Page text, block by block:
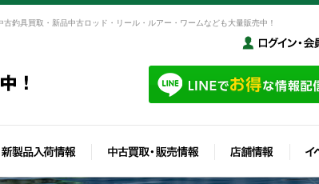
釣具買取・新品中古ロッド・リール・ルアー・ワームなども大量販売中！